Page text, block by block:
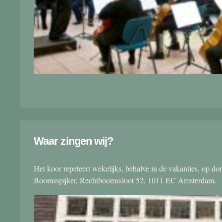
Waar zingen wij?
Het koor repeteert wekelijks, behalve in de vakanties, op
Boomsspijker, Rechtboomssloot 52, 1011 EC Amsterdam.